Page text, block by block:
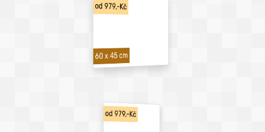
od 979,-Kč
60 x 45 cm
od 979,-Kč